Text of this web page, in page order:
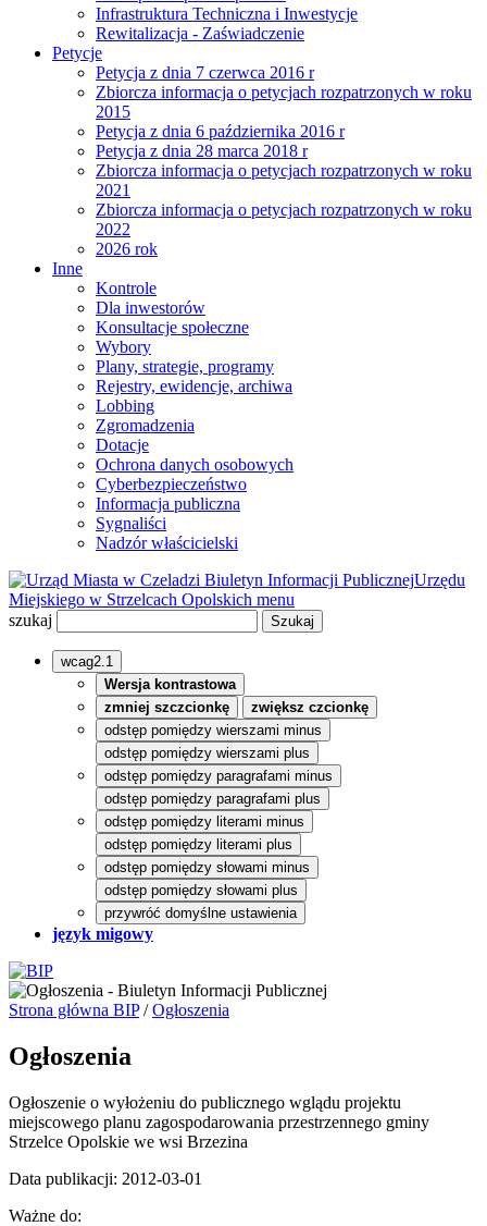
Infrastruktura Techniczna i Inwestycje
Rewitalizacja - Zaświadczenie
Petycje
Petycja z dnia 7 czerwca 2016 r
Zbiorcza informacja o petycjach rozpatrzonych w roku
2015
Petycja z dnia 6 października 2016 r
Petycja z dnia 28 marca 2018 r
Zbiorcza informacja o petycjach rozpatrzonych w roku
2021
Zbiorcza informacja o petycjach rozpatrzonych w roku
2022
2026 rok
Inne
Kontrole
Dla inwestorów
Konsultacje społeczne
Wybory
Plany, strategie, programy
Rejestry, ewidencje, archiwa
Lobbing
Zgromadzenia
Dotacje
Ochrona danych osobowych
Cyberbezpieczeństwo
Informacja publiczna
Sygnaliści
Nadzór właścicielski
Biuletyn Informacji PublicznejUrzędu
Miejskiego w Strzelcach Opolskich menu
szukaj
wcag2.1
Wersja kontrastowa
zmniej szczcionkę
zwiększ czcionkę
odstęp pomiędzy wierszami minus
odstęp pomiędzy wierszami plus
odstęp pomiędzy paragrafami minus
odstęp pomiędzy paragrafami plus
odstęp pomiędzy literami minus
odstęp pomiędzy literami plus
odstęp pomiędzy słowami minus
odstęp pomiędzy słowami plus
przywróć domyślne ustawienia
język migowy
Strona główna BIP/Ogłoszenia
Ogłoszenia
Ogłoszenie o wyłożeniu do publicznego wglądu projektu
miejscowego planu zagospodarowania przestrzennego gminy
Strzelce Opolskie we wsi Brzezina
Data publikacji: 2012-03-01
Ważne do: